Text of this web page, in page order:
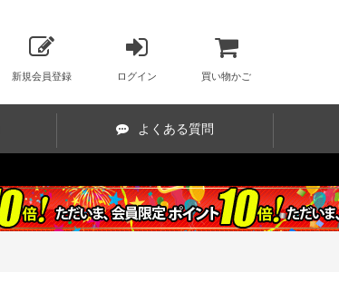
新規会員登録 ログイン 買い物かご
よくある質問